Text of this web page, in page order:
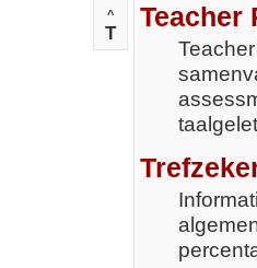
^
T
Teacher